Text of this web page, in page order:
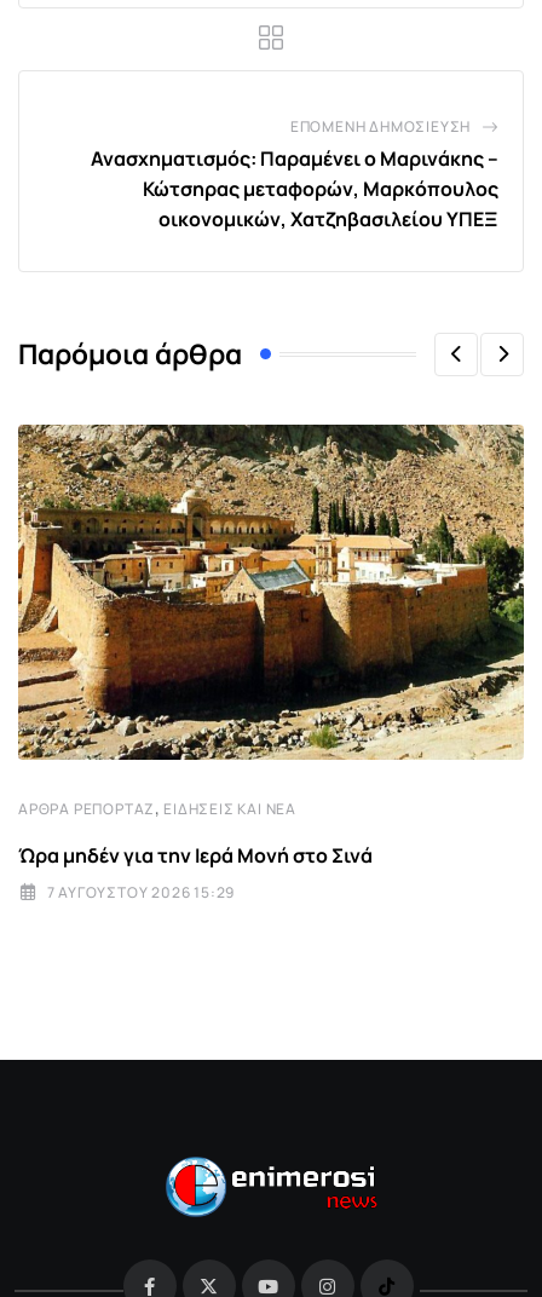
ΕΠΌΜΕΝΗ ΔΗΜΟΣΊΕΥΣΗ
Ανασχηματισμός: Παραμένει ο Μαρινάκης –
Κώτσηρας μεταφορών, Μαρκόπουλος
οικονομικών, Χατζηβασιλείου ΥΠΕΞ
Παρόμοια άρθρα
ΆΡΘΡΑ ΡΕΠΟΡΤΆΖ, ΕΙΔΉΣΕΙΣ ΚΑΙ ΝΈΑ
Ώρα μηδέν για την Ιερά Μονή στο Σινά
7 ΑΥΓΟΎΣΤΟΥ 2026 15:29